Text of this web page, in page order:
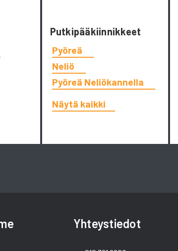
Putkipääkiinnikkeet
Pyöreä
Neliö
Pyöreä Neliökannella
Näytä kaikki
Yhteystiedot